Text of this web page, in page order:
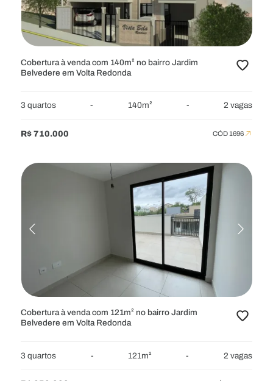
Cobertura à venda com 140m² no bairro Jardim
Belvedere em Volta Redonda
3 quartos - 140m² - 2 vagas
R$ 710.000 CÓD 1696
Cobertura à venda com 121m² no bairro Jardim
Belvedere em Volta Redonda
3 quartos - 121m² - 2 vagas